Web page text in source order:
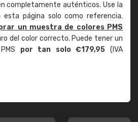
completamente auténticos. Use la
esta página solo como referencia.
un muestra de colores PMS
del color correcto. Puede tener un
por tan solo €179,95 (IVA